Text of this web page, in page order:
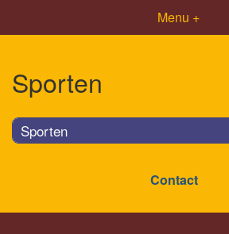
Menu +
Sporten
Sporten
Contact